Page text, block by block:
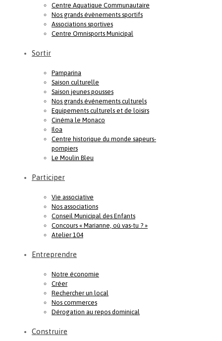
Centre Aquatique Communautaire
Nos grands évènements sportifs
Associations sportives
Centre Omnisports Municipal
Sortir
Pamparina
Saison culturelle
Saison jeunes pousses
Nos grands événements culturels
Equipements culturels et de loisirs
Cinéma le Monaco
Iloa
Centre historique du monde sapeurs-
pompiers
Le Moulin Bleu
Participer
Vie associative
Nos associations
Conseil Municipal des Enfants
Concours « Marianne, où vas-tu ? »
Atelier 104
Entreprendre
Notre économie
Créer
Rechercher un local
Nos commerces
Dérogation au repos dominical
Construire